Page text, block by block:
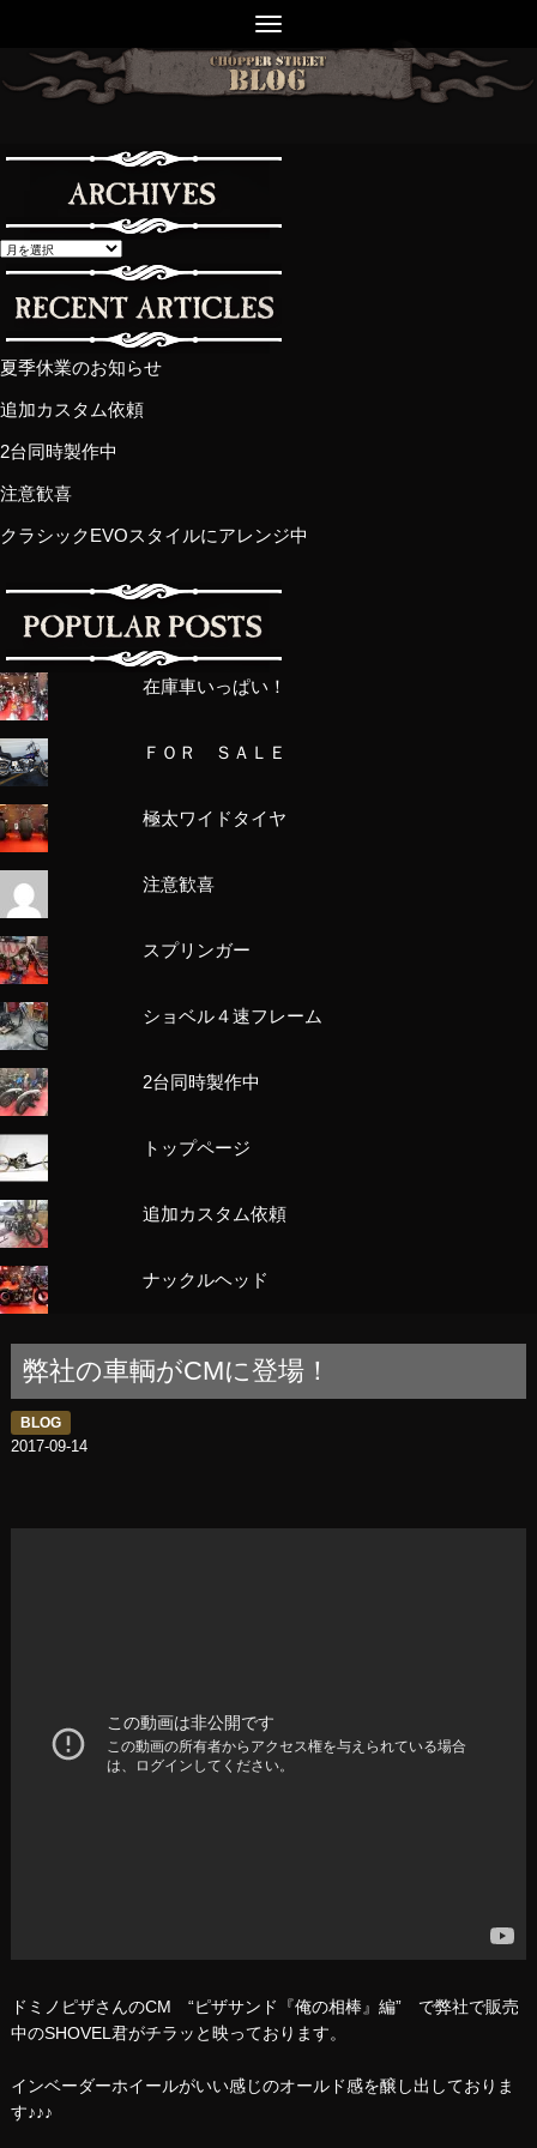
夏季休業のお知らせ
追加カスタム依頼
2台同時製作中
注意歓喜
クラシックEVOスタイルにアレンジ中
在庫車いっぱい！
ＦＯＲ ＳＡＬＥ
極太ワイドタイヤ
注意歓喜
スプリンガー
ショベル４速フレーム
2台同時製作中
トップページ
追加カスタム依頼
ナックルヘッド
弊社の車輌がCMに登場！
BLOG
2017-09-14
ドミノピザさんのCM “ピザサンド『俺の相棒』編” で弊社で販売
中のSHOVEL君がチラッと映っております。
インベーダーホイールがいい感じのオールド感を醸し出しておりま
す♪♪♪